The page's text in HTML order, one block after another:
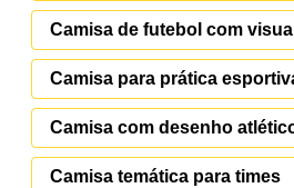
Camisa de futebol com
Camisa para prática
Camisa com desenho
Camisa temática para times